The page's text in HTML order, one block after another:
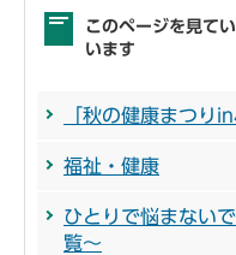
このページを見て
います
「秋の健康まつり
福祉・健康
ひとりで悩まない
覧～